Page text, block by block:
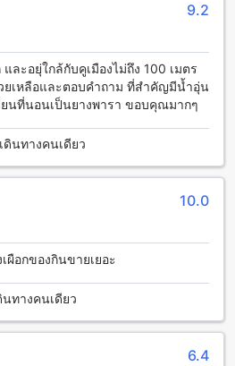
รกินของโรงแรมโดซ เชียงใหม่
ริการทำความสะอาดห้องประจำวัน
เข้าพักที่ดีที่สุด คาเฟ่ในโรงแรมมี
อก ท่านสามารถสั่งกาแฟและเครื่อง
ารถพักผ่อนและสนุกไปกับกิจกรรม
นอกจากนี้ โรงแรมยังมีบริการ
นเพื่อให้คุณมีความสะอาดและสบาย
Hostel เชียงใหม่
งพักหลากหลายประเภทที่จะตอบสนอง
กคน สำหรับผู้เดินทางคนเดียวที่
น ห้องพักแบบ 4-Bed Dormitory -
องการแบ่งปันห้องพักกับผู้อื่น ห้องพัก
- Mixed ขนาด 30 ตาราง
9.2
ละอยุ่ใกล้กับคูเมืองไม่ถึง 100 เมตร
ยเหลือและตอบคำถาม ที่สำคัญมีน้ำอุ่น
นที่นอนเป็นยางพารา ขอบคุณมากๆ
ดินทางคนเดียว
10.0
ผือกของกินขายเยอะ
นทางคนเดียว
6.4